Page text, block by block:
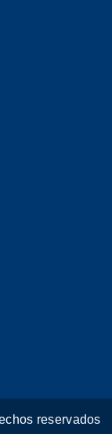
reservados